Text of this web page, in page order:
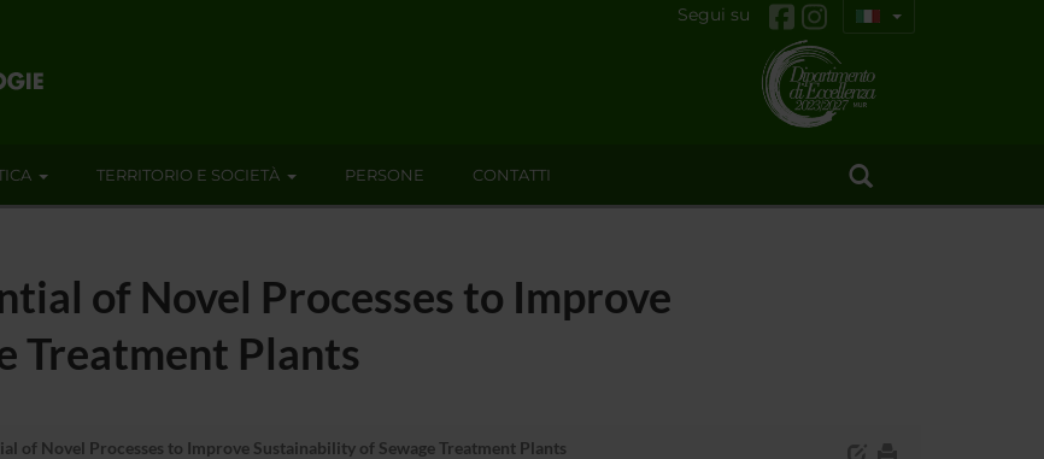
Segui su
TERRITORIO E SOCIETÀ PERSONE CONTATTI
of Novel Processes to Improve
Treatment Plants
of Novel Processes to Improve Sustainability of Sewage Treatment Plants